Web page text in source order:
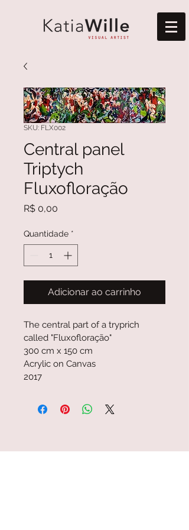
SKU: FLX002
Central panel
Triptych
Fluxofloração
R$ 0,00
Quantidade *
Adicionar ao carrinho
The central part of a tryprich
called "Fluxofloração"
300 cm x 150 cm
Acrylic on Canvas
2017